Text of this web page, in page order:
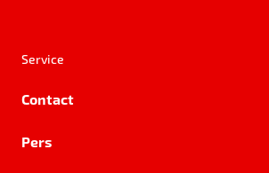
Service
Contact
Pers